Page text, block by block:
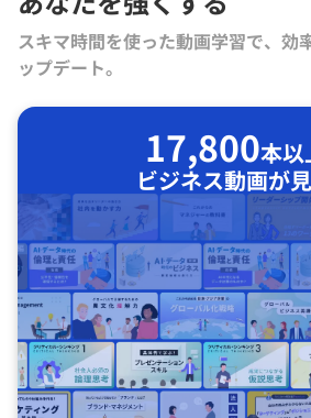
スキマ時間を使った動画学習で、効
ップデート。
17,800本以
ビジネス動画が